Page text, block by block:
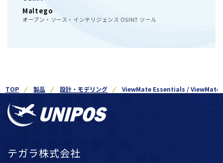
Maltego
オープン・ソース・インテリジェンス OSINT ツール
TOP 製品 設計・モデリング ViewMate Essentials /
テガラ株式会社